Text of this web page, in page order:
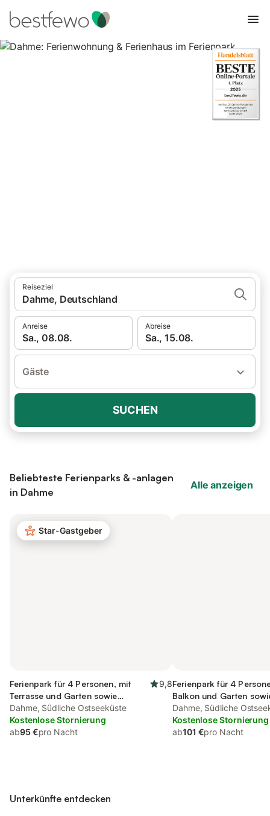
Reiseziel
Dahme, Deutschland
Anreise
Sa., 08.08.
Abreise
Sa., 15.08.
Gäste
SUCHEN
Beliebteste Ferienparks & -anlagen
in Dahme
Alle anzeigen
Star-Gastgeber
Ferienpark für 4 Personen, mit
Terrasse und Garten sowie
Ausblick
9,8
Dahme, Südliche Ostseeküste
Kostenlose Stornierung
ab95 €pro Nacht
Ferienpark für 4
Balkon und Garten
Dahme, Südliche
Kostenlose Stornierung
ab101 €pro Nacht
Unterkünfte entdecken